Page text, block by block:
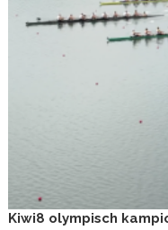
Kiwi8 olympisch